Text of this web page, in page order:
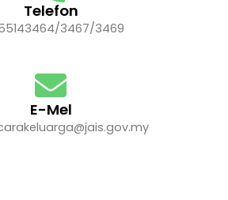
Telefon
3467/3469
E-Mel